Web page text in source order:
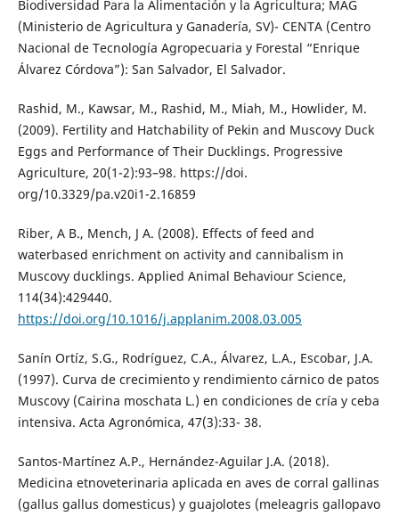
Biodiversidad Para la Alimentación y la Agricultura; MAG
(Ministerio de Agricultura y Ganadería, SV)- CENTA (Centro
Nacional de Tecnología Agropecuaria y Forestal “Enrique
Álvarez Córdova”): San Salvador, El Salvador.
Rashid, M., Kawsar, M., Rashid, M., Miah, M., Howlider, M.
(2009). Fertility and Hatchability of Pekin and Muscovy Duck
Eggs and Performance of Their Ducklings. Progressive
Agriculture, 20(1-2):93–98. https://doi.
org/10.3329/pa.v20i1-2.16859
Riber, A B., Mench, J A. (2008). Effects of feed and
waterbased enrichment on activity and cannibalism in
Muscovy ducklings. Applied Animal Behaviour Science,
114(34):429440.
https://doi.org/10.1016/j.applanim.2008.03.005
Sanín Ortíz, S.G., Rodríguez, C.A., Álvarez, L.A., Escobar, J.A.
(1997). Curva de crecimiento y rendimiento cárnico de patos
Muscovy (Cairina moschata L.) en condiciones de cría y ceba
intensiva. Acta Agronómica, 47(3):33- 38.
Santos-Martínez A.P., Hernández-Aguilar J.A. (2018).
Medicina etnoveterinaria aplicada en aves de corral gallinas
(gallus gallus domesticus) y guajolotes (meleagris gallopavo